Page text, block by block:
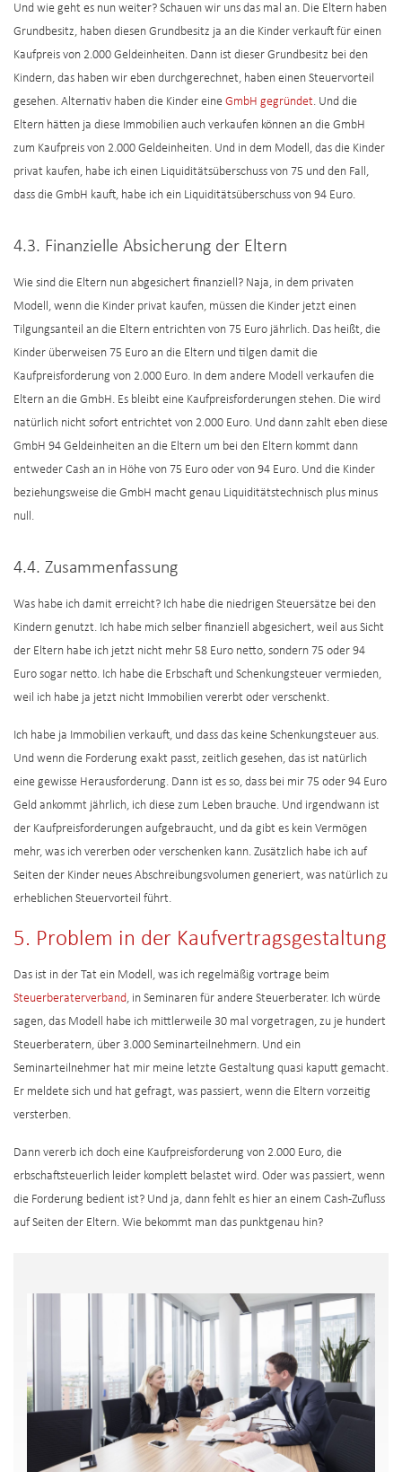
Und wie geht es nun weiter? Schauen wir uns das mal an. Die Eltern haben
Grundbesitz, haben diesen Grundbesitz ja an die Kinder verkauft für einen
Kaufpreis von 2.000 Geldeinheiten. Dann ist dieser Grundbesitz bei den
Kindern, das haben wir eben durchgerechnet, haben einen Steuervorteil
gesehen. Alternativ haben die Kinder eine GmbH gegründet. Und die
Eltern hätten ja diese Immobilien auch verkaufen können an die GmbH
zum Kaufpreis von 2.000 Geldeinheiten. Und in dem Modell, das die Kinder
privat kaufen, habe ich einen Liquiditätsüberschuss von 75 und den Fall,
dass die GmbH kauft, habe ich ein Liquiditätsüberschuss von 94 Euro.
4.3. Finanzielle Absicherung der Eltern
Wie sind die Eltern nun abgesichert finanziell? Naja, in dem privaten
Modell, wenn die Kinder privat kaufen, müssen die Kinder jetzt einen
Tilgungsanteil an die Eltern entrichten von 75 Euro jährlich. Das heißt, die
Kinder überweisen 75 Euro an die Eltern und tilgen damit die
Kaufpreisforderung von 2.000 Euro. In dem andere Modell verkaufen die
Eltern an die GmbH. Es bleibt eine Kaufpreisforderungen stehen. Die wird
natürlich nicht sofort entrichtet von 2.000 Euro. Und dann zahlt eben diese
GmbH 94 Geldeinheiten an die Eltern um bei den Eltern kommt dann
entweder Cash an in Höhe von 75 Euro oder von 94 Euro. Und die Kinder
beziehungsweise die GmbH macht genau Liquiditätstechnisch plus minus
null.
4.4. Zusammenfassung
Was habe ich damit erreicht? Ich habe die niedrigen Steuersätze bei den
Kindern genutzt. Ich habe mich selber finanziell abgesichert, weil aus Sicht
der Eltern habe ich jetzt nicht mehr 58 Euro netto, sondern 75 oder 94
Euro sogar netto. Ich habe die Erbschaft und Schenkungsteuer vermieden,
weil ich habe ja jetzt nicht Immobilien vererbt oder verschenkt.
Ich habe ja Immobilien verkauft, und dass das keine Schenkungsteuer aus.
Und wenn die Forderung exakt passt, zeitlich gesehen, das ist natürlich
eine gewisse Herausforderung. Dann ist es so, dass bei mir 75 oder 94 Euro
Geld ankommt jährlich, ich diese zum Leben brauche. Und irgendwann ist
der Kaufpreisforderungen aufgebraucht, und da gibt es kein Vermögen
mehr, was ich vererben oder verschenken kann. Zusätzlich habe ich auf
Seiten der Kinder neues Abschreibungsvolumen generiert, was natürlich zu
erheblichen Steuervorteil führt.
5. Problem in der Kaufvertragsgestaltung
Das ist in der Tat ein Modell, was ich regelmäßig vortrage beim
Steuerberaterverband, in Seminaren für andere Steuerberater. Ich würde
sagen, das Modell habe ich mittlerweile 30 mal vorgetragen, zu je hundert
Steuerberatern, über 3.000 Seminarteilnehmern. Und ein
Seminarteilnehmer hat mir meine letzte Gestaltung quasi kaputt gemacht.
Er meldete sich und hat gefragt, was passiert, wenn die Eltern vorzeitig
versterben.
Dann vererb ich doch eine Kaufpreisforderung von 2.000 Euro, die
erbschaftsteuerlich leider komplett belastet wird. Oder was passiert, wenn
die Forderung bedient ist? Und ja, dann fehlt es hier an einem Cash-Zufluss
auf Seiten der Eltern. Wie bekommt man das punktgenau hin?